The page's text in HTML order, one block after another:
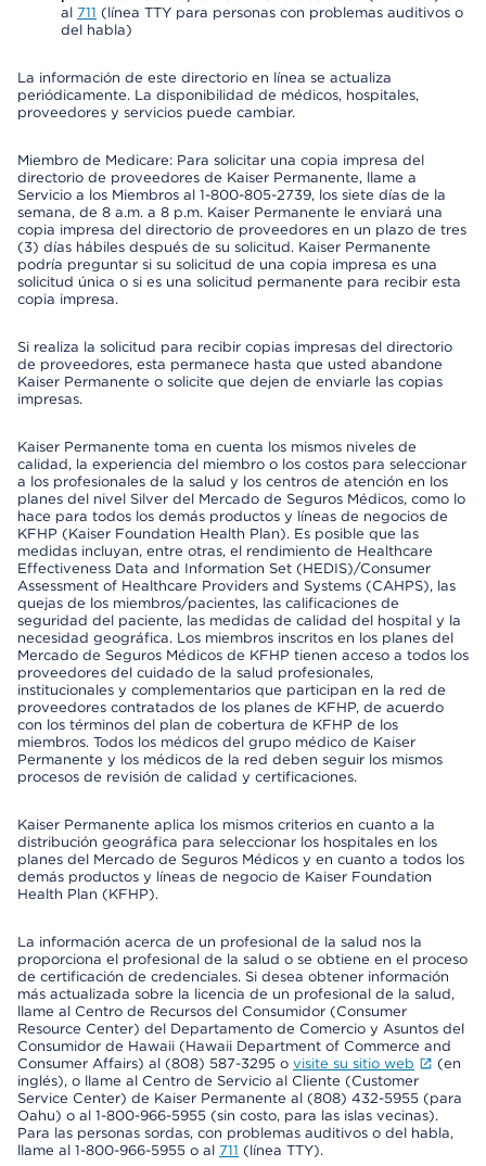
al 711 (línea TTY para personas con problemas auditivos o
del habla)
La información de este directorio en línea se actualiza
periódicamente. La disponibilidad de médicos, hospitales,
proveedores y servicios puede cambiar.
Miembro de Medicare: Para solicitar una copia impresa del
directorio de proveedores de Kaiser Permanente, llame a
Servicio a los Miembros al 1-800-805-2739, los siete días de la
semana, de 8 a.m. a 8 p.m. Kaiser Permanente le enviará una
copia impresa del directorio de proveedores en un plazo de tres
(3) días hábiles después de su solicitud. Kaiser Permanente
podría preguntar si su solicitud de una copia impresa es una
solicitud única o si es una solicitud permanente para recibir esta
copia impresa.
Si realiza la solicitud para recibir copias impresas del directorio
de proveedores, esta permanece hasta que usted abandone
Kaiser Permanente o solicite que dejen de enviarle las copias
impresas.
Kaiser Permanente toma en cuenta los mismos niveles de
calidad, la experiencia del miembro o los costos para seleccionar
a los profesionales de la salud y los centros de atención en los
planes del nivel Silver del Mercado de Seguros Médicos, como lo
hace para todos los demás productos y líneas de negocios de
KFHP (Kaiser Foundation Health Plan). Es posible que las
medidas incluyan, entre otras, el rendimiento de Healthcare
Effectiveness Data and Information Set (HEDIS)/Consumer
Assessment of Healthcare Providers and Systems (CAHPS), las
quejas de los miembros/pacientes, las calificaciones de
seguridad del paciente, las medidas de calidad del hospital y la
necesidad geográfica. Los miembros inscritos en los planes del
Mercado de Seguros Médicos de KFHP tienen acceso a todos los
proveedores del cuidado de la salud profesionales,
institucionales y complementarios que participan en la red de
proveedores contratados de los planes de KFHP, de acuerdo
con los términos del plan de cobertura de KFHP de los
miembros. Todos los médicos del grupo médico de Kaiser
Permanente y los médicos de la red deben seguir los mismos
procesos de revisión de calidad y certificaciones.
Kaiser Permanente aplica los mismos criterios en cuanto a la
distribución geográfica para seleccionar los hospitales en los
planes del Mercado de Seguros Médicos y en cuanto a todos los
demás productos y líneas de negocio de Kaiser Foundation
Health Plan (KFHP).
La información acerca de un profesional de la salud nos la
proporciona el profesional de la salud o se obtiene en el proceso
de certificación de credenciales. Si desea obtener información
más actualizada sobre la licencia de un profesional de la salud,
llame al Centro de Recursos del Consumidor (Consumer
Resource Center) del Departamento de Comercio y Asuntos del
Consumidor de Hawaii (Hawaii Department of Commerce and
Consumer Affairs) al (808) 587-3295 o visite su sitio web
(en
inglés), o llame al Centro de Servicio al Cliente (Customer
Service Center) de Kaiser Permanente al (808) 432-5955 (para
Oahu) o al 1-800-966-5955 (sin costo, para las islas vecinas).
Para las personas sordas, con problemas auditivos o del habla,
llame al 1-800-966-5955 o al 711 (línea TTY).